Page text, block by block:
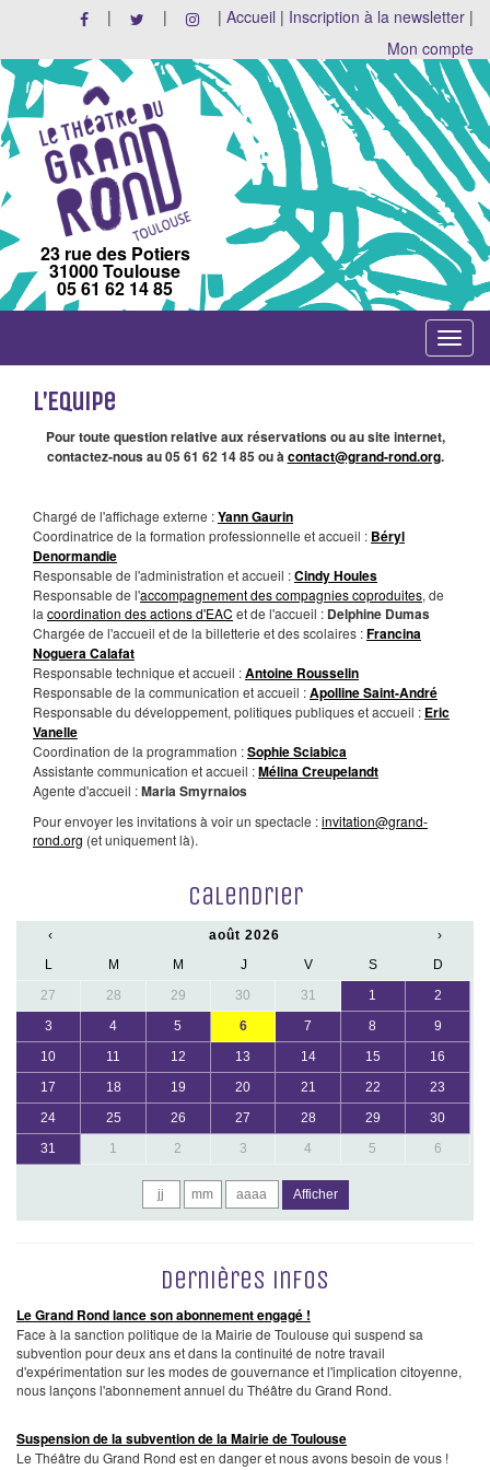
| | | Accueil | Inscription à la newsletter |
Mon compte
23 rue des Potiers
31000 Toulouse
05 61 62 14 85
Toggle
L’Equipe
Pour toute question relative aux réservations ou au site internet,
contactez-nous au 05 61 62 14 85 ou àcontact@grand-rond.org.
Chargé de l'affichage externe :Yann Gaurin
Coordinatrice de la formation professionnelle et accueil : Béryl
Denormandie
Responsable de l'administration et accueil :Cindy Houles
Responsable de l'accompagnement des compagnies coproduites, de
la coordination des actions d'EAC et de l'accueil : Delphine Dumas
Chargée de l'accueil et de la billetterie et des scolaires :Francina
Noguera Calafat
Responsable technique et accueil :Antoine Rousselin
Responsable de la communication et accueil :Apolline Saint-André
Responsable du développement, politiques publiques et accueil : Eric
Vanelle
Coordination de la programmation :Sophie Sciabica
Assistante communication et accueil :Mélina Creupelandt
Agente d'accueil :Maria Smyrnaios
Pour envoyer les invitations à voir un spectacle :invitation@grand-
rond.org (et uniquement là).
Calendrier
‹ août 2026
›
L
M M J V S
D
27
28 29 30 31 1
2
3
4 5 6 7 8
9
10
11 12 13 14 15
16
17
18 19 20 21 22
23
24
25 26 27 28 29
30
31
1 2 3 4 5 6
Afficher
Dernières infos
Le Grand Rond lance son abonnement engagé !
Face à la sanction politique de la Mairie de Toulouse qui suspend sa
subvention pour deux ans et dans la continuité de notre travail
d'expérimentation sur les modes de gouvernance et l'implication citoyenne,
nous lançons l'abonnement annuel du Théâtre du Grand Rond.
Suspension de la subvention de la Mairie de Toulouse
Le Théâtre du Grand Rond est en danger et nous avons besoin de vous !